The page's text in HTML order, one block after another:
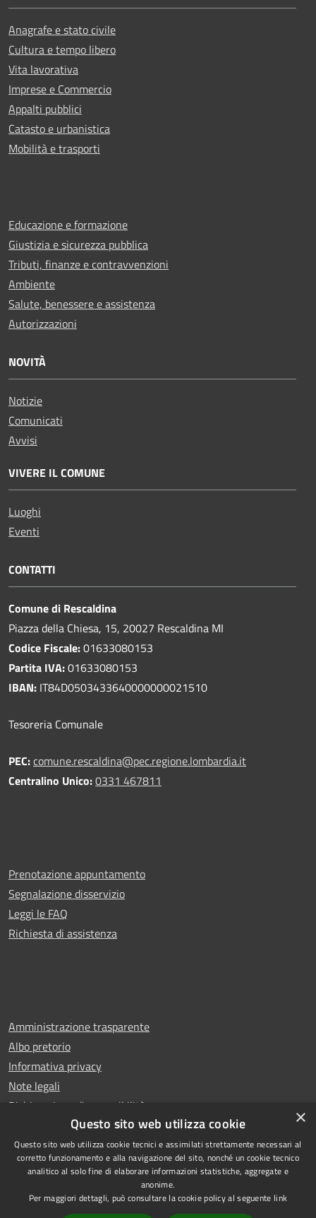
Anagrafe e stato civile
Cultura e tempo libero
Vita lavorativa
Imprese e Commercio
Appalti pubblici
Catasto e urbanistica
Mobilità e trasporti
Educazione e formazione
Giustizia e sicurezza pubblica
Tributi, finanze e contravvenzioni
Ambiente
Salute, benessere e assistenza
Autorizzazioni
NOVITÀ
Notizie
Comunicati
Avvisi
VIVERE IL COMUNE
Luoghi
Eventi
CONTATTI
Comune di Rescaldina
Piazza della Chiesa, 15, 20027 Rescaldina MI
Codice Fiscale:01633080153
Partita IVA:01633080153
IBAN: IT84D0503433640000000021510
Tesoreria Comunale
PEC:comune.rescaldina@pec.regione.lombardia.it
Centralino Unico:0331 467811
Prenotazione appuntamento
Segnalazione disservizio
Leggi le FAQ
Richiesta di assistenza
Amministrazione trasparente
Albo pretorio
Informativa privacy
Note legali
Dichiarazione di accessibilità
RSS
Accessibilità
Copyright © 2026 • Comune di
Rescaldina • Powered by
×
Questo sito web utilizza cookie
Questo sito web utilizza cookie tecnici e assimilati strettamente necessari al
corretto funzionamento e alla navigazione del sito, nonché un cookie tecnico
analitico al solo fine di elaborare informazioni statistiche, aggregate e
anonime.
Per maggiori dettagli, può consultare la cookie policy al seguente link